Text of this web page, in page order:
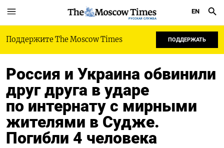
РУССКАЯ СЛУЖБА
EN
Поддержите The Moscow Times ПОДДЕРЖАТЬ
Россия и Украина обвинили
друг друга в ударе
по интернату с мирными
жителями в Судже.
Погибли 4 человека